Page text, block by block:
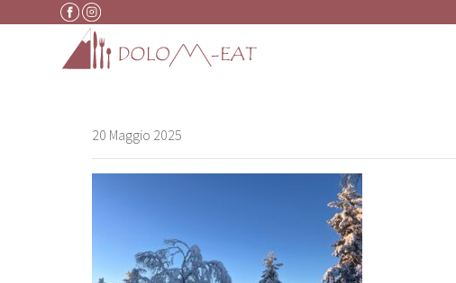
Vai al contenuto
20 Maggio 2025